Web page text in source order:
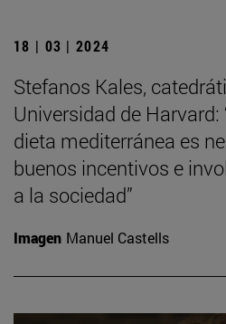
18 | 03 | 2024
Stefanos Kales,
Universidad de Harvard:
dieta mediterránea es
buenos incentivos e
a la sociedad”
Imagen Manuel Castells